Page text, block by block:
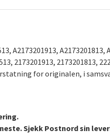
A2173201913, A2173201813,
2173201913, 2173201813,
for originalen, i
Sjekk Postnord sin